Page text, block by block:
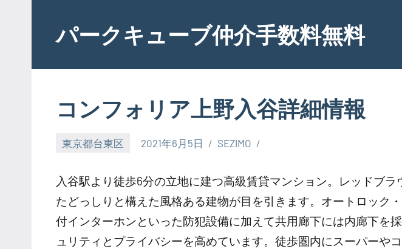
contentパークキューブ仲介手数料無料
コンフォリア上野入谷詳細情報
東京都台東区 2021年6月5日 SEZIMO
入谷駅より徒歩6分の立地に建つ高級賃貸マンション。レッドブラ
たどっしりと構えた風格ある建物が目を引きます。オートロック
付インターホンといった防犯設備に加えて共用廊下には内廊下を
ュリティとプライバシーを高めています。徒歩圏内にスーパーや